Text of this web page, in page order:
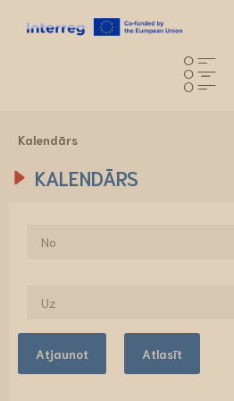
Kalendārs
KALENDĀRS
Atjaunot Atlasīt